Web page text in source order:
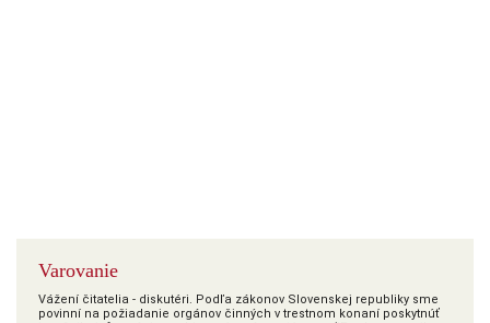
Varovanie
Vážení čitatelia - diskutéri. Podľa zákonov Slovenskej republiky sme
povinní na požiadanie orgánov činných v trestnom konaní poskytnúť